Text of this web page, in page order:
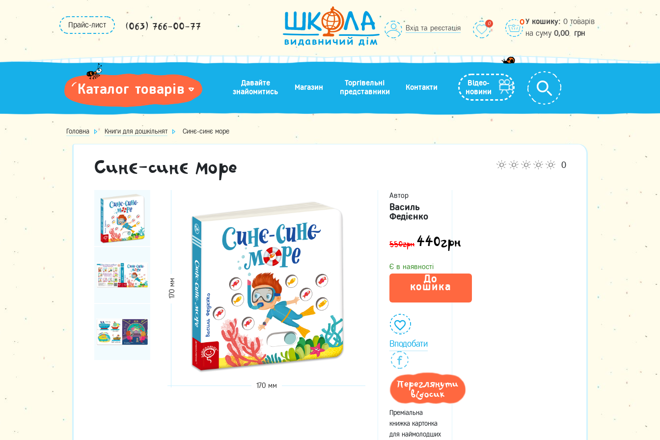
Прайс-лист (063) 766-00-77 Вхід та реєстація
0У кошику: 0 товарів
на cуму 0,00 грн
Каталог товарів
Давайте
знайомитись
Магазин
Торгівельні
представники
Контакти
Відео-
новини
Головна Книги для дошкільнят Синє-синє море
Синє-синє море 0
170 мм
170 мм
Автор
Василь
Федієнко
550грн 440грн
Є в наявності
До
кошика
Вподобати
Переглянути
відосик
Преміальна
книжка картонка
для наймолодших